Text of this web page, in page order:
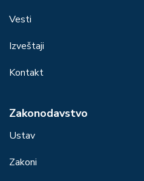
Vesti
Izveštaji
Kontakt
Zakonodavstvo
Ustav
Zakoni